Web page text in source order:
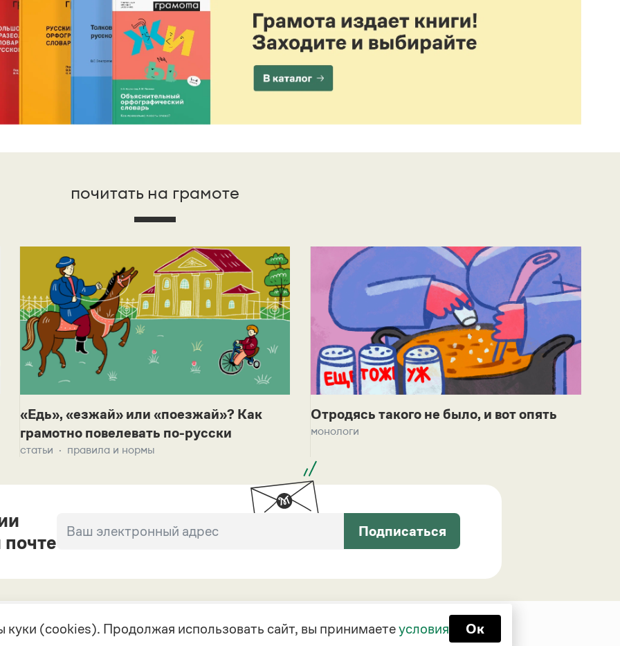
почитать на грамоте
«Едь», «езжай» или «поезжай»? Как
грамотно повелевать по-русски
статьи правила и нормы
Отродясь такого не было, и вот опять
монологи
Подписаться
куки (cookies). Продолжая использовать сайт, вы принимаетеусловия Ок